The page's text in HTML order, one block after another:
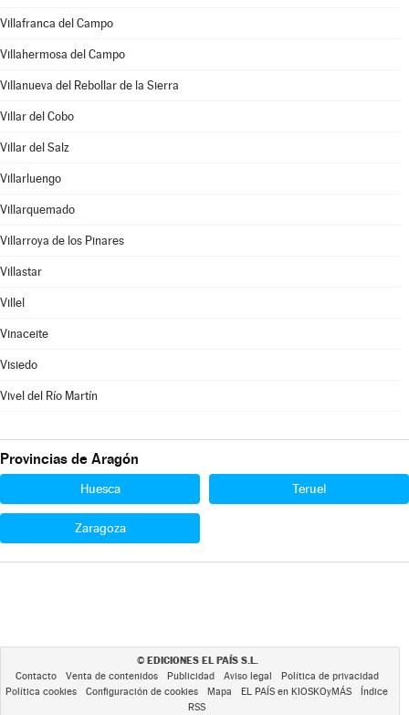
Villafranca del Campo
Villahermosa del Campo
Villanueva del Rebollar de la Sierra
Villar del Cobo
Villar del Salz
Villarluengo
Villarquemado
Villarroya de los Pinares
Villastar
Villel
Vinaceite
Visiedo
Vivel del Río Martín
Provincias de Aragón
Huesca Teruel
Zaragoza
© EDICIONES EL PAÍS S.L.
Contacto Venta de contenidos Publicidad Aviso legal
Política de privacidad
Política cookies
Configuración de cookies Mapa EL PAÍS en KIOSKOyMÁS
Índice
RSS